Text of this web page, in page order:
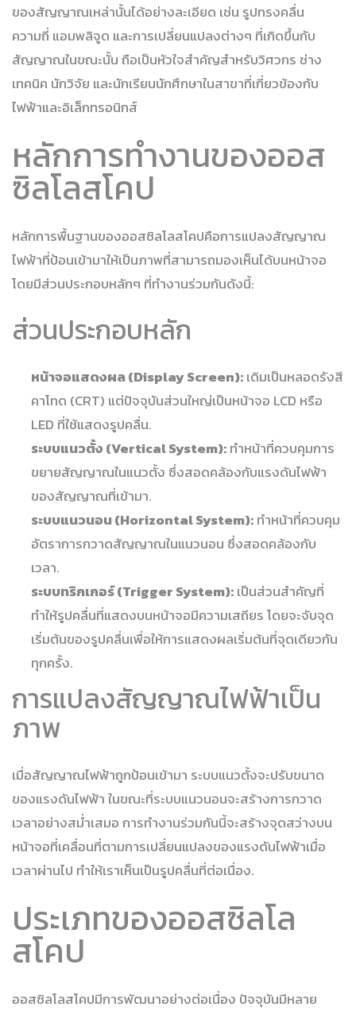
ของสัญญาณเหล่านั้นได้อย่างละเอียด เช่น รูปทรงคลื่น
ความถี่ แอมพลิจูด และการเปลี่ยนแปลงต่างๆ ที่เกิดขึ้นกับ
สัญญาณในขณะนั้น ถือเป็นหัวใจสำคัญสำหรับวิศวกร ช่าง
เทคนิค นักวิจัย และนักเรียนนักศึกษาในสาขาที่เกี่ยวข้องกับ
ไฟฟ้าและอิเล็กทรอนิกส์
หลักการทำงานของออส
ซิลโลสโคป
หลักการพื้นฐานของออสซิลโลสโคปคือการแปลงสัญญาณ
ไฟฟ้าที่ป้อนเข้ามาให้เป็นภาพที่สามารถมองเห็นได้บนหน้าจอ
โดยมีส่วนประกอบหลักๆ ที่ทำงานร่วมกันดังนี้:
ส่วนประกอบหลัก
หน้าจอแสดงผล (Display Screen):เดิมเป็นหลอดรังสี
คาโทด (CRT) แต่ปัจจุบันส่วนใหญ่เป็นหน้าจอ LCD หรือ
LED ที่ใช้แสดงรูปคลื่น.
ระบบแนวตั้ง (Vertical System):ทำหน้าที่ควบคุมการ
ขยายสัญญาณในแนวตั้ง ซึ่งสอดคล้องกับแรงดันไฟฟ้า
ของสัญญาณที่เข้ามา.
ระบบแนวนอน (Horizontal System):ทำหน้าที่ควบคุม
อัตราการกวาดสัญญาณในแนวนอน ซึ่งสอดคล้องกับ
เวลา.
ระบบทริกเกอร์ (Trigger System):เป็นส่วนสำคัญที่
ทำให้รูปคลื่นที่แสดงบนหน้าจอมีความเสถียร โดยจะจับจุด
เริ่มต้นของรูปคลื่นเพื่อให้การแสดงผลเริ่มต้นที่จุดเดียวกัน
ทุกครั้ง.
การแปลงสัญญาณไฟฟ้าเป็น
ภาพ
เมื่อสัญญาณไฟฟ้าถูกป้อนเข้ามา ระบบแนวตั้งจะปรับขนาด
ของแรงดันไฟฟ้า ในขณะที่ระบบแนวนอนจะสร้างการกวาด
เวลาอย่างสม่ำเสมอ การทำงานร่วมกันนี้จะสร้างจุดสว่างบน
หน้าจอที่เคลื่อนที่ตามการเปลี่ยนแปลงของแรงดันไฟฟ้าเมื่อ
เวลาผ่านไป ทำให้เราเห็นเป็นรูปคลื่นที่ต่อเนื่อง.
ประเภทของออสซิลโล
สโคป
ออสซิลโลสโคปมีการพัฒนาอย่างต่อเนื่อง ปัจจุบันมีหลาย